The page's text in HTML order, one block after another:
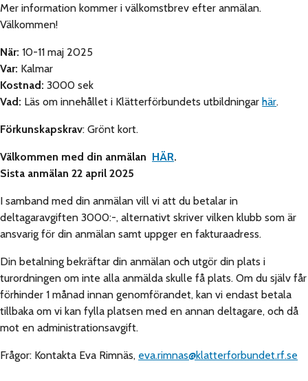
Mer information kommer i välkomstbrev efter anmälan.
Välkommen!
När: 10-11 maj 2025
Var: Kalmar
Kostnad: 3000 sek
Vad: Läs om innehållet i Klätterförbundets utbildningarhär.
Förkunskapskrav: Grönt kort.
Välkommen med din anmälan HÄR.
Sista anmälan 22 april 2025
I samband med din anmälan vill vi att du betalar in
deltagaravgiften 3000:-, alternativt skriver vilken klubb som är
ansvarig för din anmälan samt uppger en fakturaadress.
Din betalning bekräftar din anmälan och utgör din plats i
turordningen om inte alla anmälda skulle få plats. Om du själv får
förhinder 1 månad innan genomförandet, kan vi endast betala
tillbaka om vi kan fylla platsen med en annan deltagare, och då
mot en administrationsavgift.
Frågor: Kontakta Eva Rimnäs, eva.rimnas@klatterforbundet.rf.se